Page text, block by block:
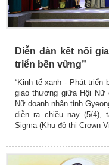
Diễn đàn kết nối
triển bền vững”
“Kinh tế xanh - Phát triển
giao thương giữa Hội Nữ
Nữ doanh nhân tỉnh
diễn ra chiều nay (5/4),
Sigma (Khu đô thị Crown